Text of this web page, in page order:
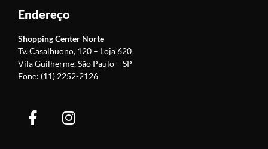
Endereço
Shopping Center Norte
Tv. Casalbuono, 120 – Loja 620
Vila Guilherme, São Paulo – SP
Fone: (11) 2252-2126